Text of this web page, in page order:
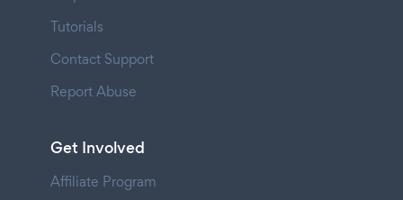
Tutorials
Contact Support
Report Abuse
Get Involved
Affiliate Program